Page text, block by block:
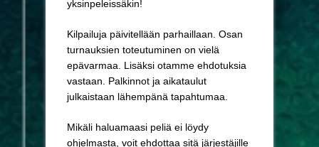
yksinpeleissäkin!
Kilpailuja päivitellään parhaillaan. Osan
turnauksien toteutuminen on vielä
epävarmaa. Lisäksi otamme ehdotuksia
vastaan. Palkinnot ja aikataulut
julkaistaan lähempänä tapahtumaa.
Mikäli haluamaasi peliä ei löydy
ohjelmasta, voit ehdottaa sitä järjestäjille